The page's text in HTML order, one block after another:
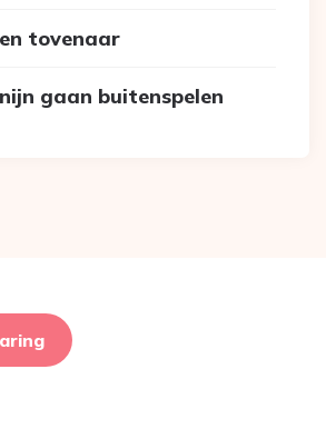
tovenaar
gaan buitenspelen